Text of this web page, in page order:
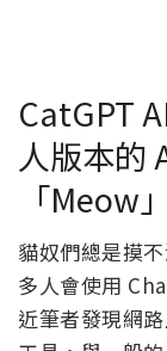
CatGPT
人版本的
「Meow
貓奴們總是摸
多人會使用
近筆者發現網